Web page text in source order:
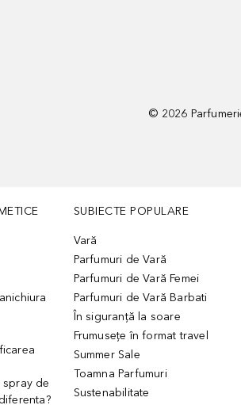
© 2026
spray de
SUBIECTE POPULARE
Vară
Parfumuri de Vară
Parfumuri de Vară Femei
Parfumuri de Vară Barbati
În siguranță la soare
Frumusețe în format travel
Summer Sale
Toamna Parfumuri
Sustenabilitate